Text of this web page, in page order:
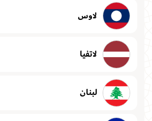
لاوس
لاتفيا
لبنان